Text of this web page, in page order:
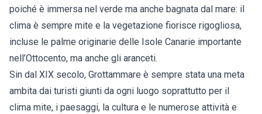
poiché è immersa nel verde ma anche bagnata dal mare: il
clima è sempre mite e la vegetazione fiorisce rigogliosa,
incluse le palme originarie delle Isole Canarie importante
nell’Ottocento, ma anche gli aranceti.
Sin dal XIX secolo, Grottammare è sempre stata una meta
ambita dai turisti giunti da ogni luogo soprattutto per il
clima mite, i paesaggi, la cultura e le numerose attività e